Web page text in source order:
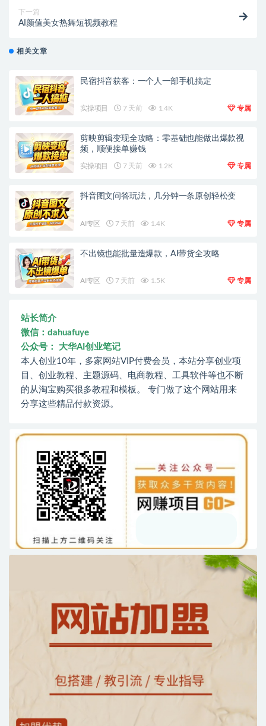
下一篇
AI颜值美女热舞短视频教程
相关文章
民宿抖音获客：一个人一部手机搞定
实操项目 7 天前 1.4K 专属
剪映剪辑变现全攻略：零基础也能做出爆款视
频，顺便接单赚钱
实操项目 7 天前 1.2K 专属
抖音图文问答玩法，几分钟一条原创轻松变
AI专区 7 天前 1.4K 专属
不出镜也能批量造爆款，AI带货全攻略
AI专区 7 天前 1.5K 专属
站长简介
微信：dahuafuye
公众号： 大华AI创业笔记
本人创业10年，多家网站VIP付费会员，本站分享创业项
目、创业教程、主题源码、电商教程、工具软件等也不断
的从淘宝购买很多教程和模板。 专门做了这个网站用来
分享这些精品付款资源。